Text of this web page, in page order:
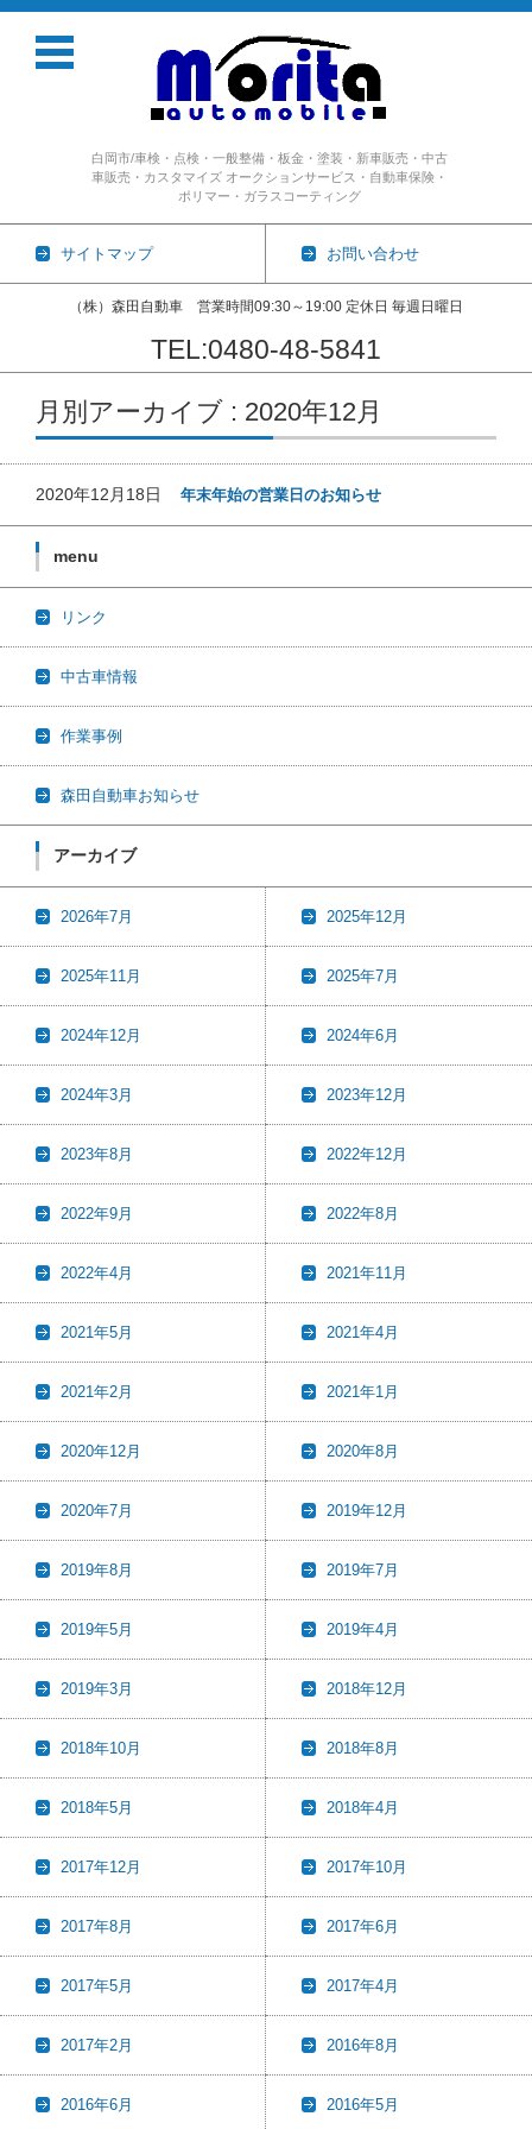
白岡市/車検・点検・一般整備・板金・塗装・新車販売・中古
車販売・カスタマイズ オークションサービス・自動車保険・
ポリマー・ガラスコーティング
サイトマップ お問い合わせ
（株）森田自動車 営業時間09:30～19:00 定休日 毎週日曜日
TEL:0480-48-5841
コンテンツに移動
月別アーカイブ : 2020年12月
2020年12月18日 年末年始の営業日のお知らせ
menu
リンク
中古車情報
作業事例
森田自動車お知らせ
アーカイブ
2026年7月 2025年12月
2025年11月 2025年7月
2024年12月 2024年6月
2024年3月 2023年12月
2023年8月 2022年12月
2022年9月 2022年8月
2022年4月 2021年11月
2021年5月 2021年4月
2021年2月 2021年1月
2020年12月 2020年8月
2020年7月 2019年12月
2019年8月 2019年7月
2019年5月 2019年4月
2019年3月 2018年12月
2018年10月 2018年8月
2018年5月 2018年4月
2017年12月 2017年10月
2017年8月 2017年6月
2017年5月 2017年4月
2017年2月 2016年8月
2016年6月 2016年5月